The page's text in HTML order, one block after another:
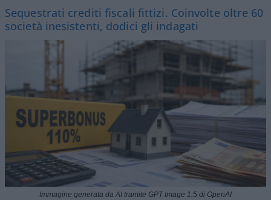
Sequestrati crediti fiscali fittizi. Coinvolte oltre 60
società inesistenti, dodici gli indagati
Immagine generata da AI tramite GPT Image 1.5 di OpenAI